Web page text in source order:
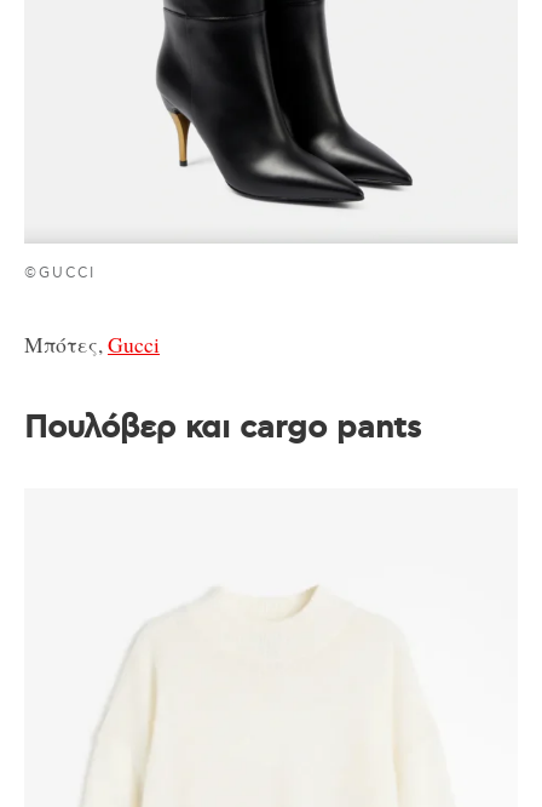
©GUCCI
Μπότες,Gucci
Πουλόβερ και cargo pants